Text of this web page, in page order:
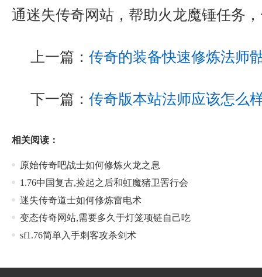
通迷失传奇网站，帮助火龙魔锤任务
上一篇： 传奇的装备快速修炼法师
下一篇： 传奇版本站法师应该怎么
相关阅读：
原始传奇吧战士如何修炼火龙之息
1.76中国复古,捡起之后和虹魔猪卫罟行会
迷失传奇道士如何修炼雷电术
变态传奇网站,需要多久于灯笼项链自己吃
sf1.76简单入手刺客攻杀剑术